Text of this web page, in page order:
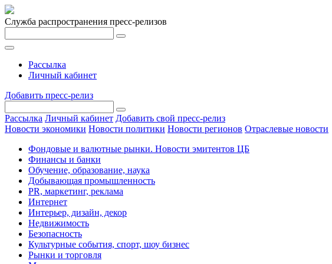
Служба распространения пресс-релизов
Рассылка
Личный кабинет
Добавить пресс-релиз
Рассылка Личный кабинет Добавить свой пресс-релиз
Новости экономики Новости политики Новости регионов Отраслевые новости
Фондовые и валютные рынки. Новости эмитентов ЦБ
Финансы и банки
Обучение, образование, наука
Добывающая промышленность
PR, маркетинг, реклама
Интернет
Интерьер, дизайн, декор
Недвижимость
Безопасность
Культурные события, спорт, шоу бизнес
Рынки и торговля